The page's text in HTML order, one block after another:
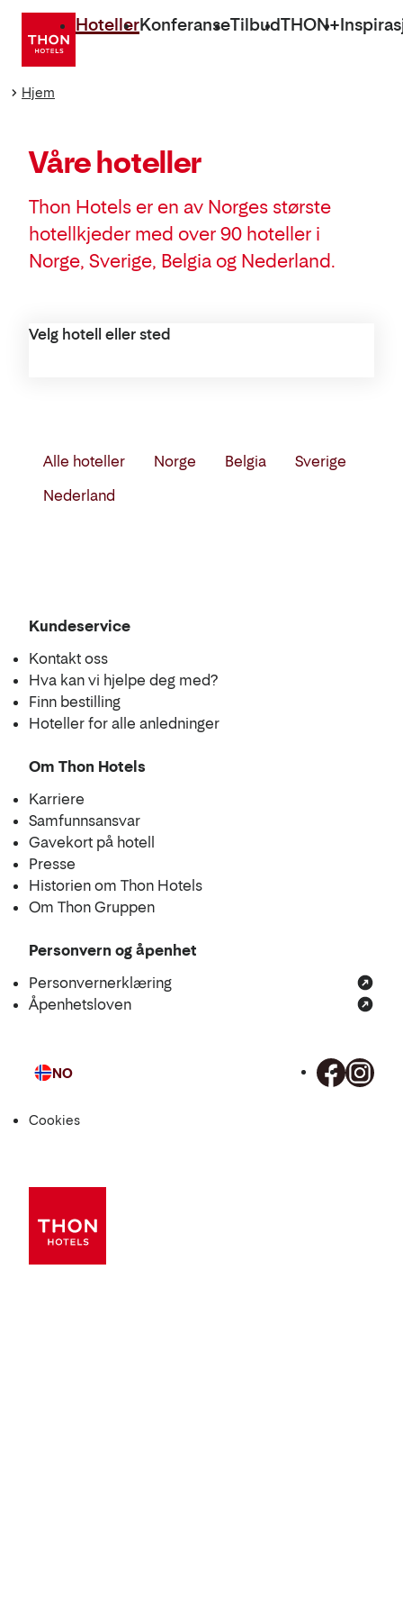
Gå
direkte
HotellerKonferanseTilbudTHON+
Hjem
Våre hoteller
Thon Hotels er en av Norges største
hotellkjeder med over 90 hoteller i
Norge, Sverige, Belgia og Nederland.
Velg hotell eller sted
Liste
Filtrer
på
Alle hoteller Norge Belgia
Sverige
Nederland
Kart
Kundeservice
Kontakt oss
Hva kan vi hjelpe deg med?
Finn bestilling
Hoteller for alle anledninger
Om Thon Hotels
Karriere
Samfunnsansvar
Gavekort på hotell
Presse
Historien om Thon Hotels
Om Thon Gruppen
Personvern og åpenhet
Personvernerklæring
Åpenhetsloven
Språk
NO
Cookies